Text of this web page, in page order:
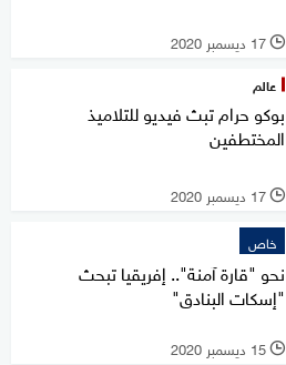
l 17 ديسمبر 2020
عالم
بوكو حرام تبث فيديو للتلاميذ
المختطفين
l 17 ديسمبر 2020
خاص
نحو "قارة آمنة".. إفريقيا تبحث
"إسكات البنادق"
l 15 ديسمبر 2020